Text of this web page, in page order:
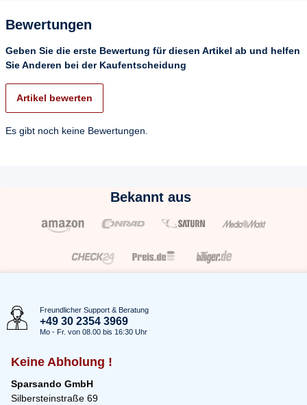
Bewertungen
Geben Sie die erste Bewertung für diesen Artikel ab und helfen
Sie Anderen bei der Kaufentscheidung
Artikel bewerten
Es gibt noch keine Bewertungen.
Bekannt aus
Freundlicher Support & Beratung
+49 30 2354 3969
Mo - Fr. von 08.00 bis 16:30 Uhr
Keine Abholung !
Sparsando GmbH
Silbersteinstraße 69